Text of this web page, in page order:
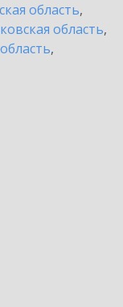
область,
область,
,